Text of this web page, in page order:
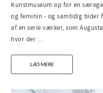
Kunstmuseum op for en
og feminin - og samtidig bider
af en serie værker, som
hvor der ...
LÆS MERE